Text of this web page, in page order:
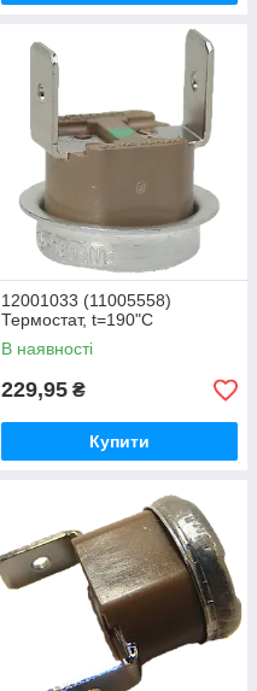
12001033 (11005558)
Термостат, t=190"С
В наявності
229,95 ₴
Купити